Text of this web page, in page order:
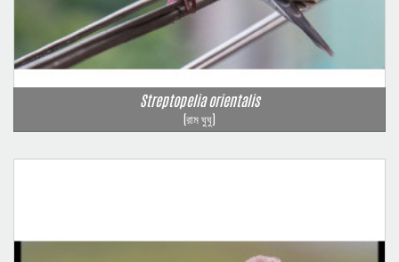
Streptopelia orientalis
(রাম ঘুঘু)